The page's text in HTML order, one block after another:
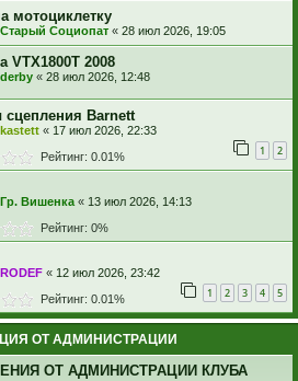
мотоциклетку
Старый Социопат « 28 июл 2026, 19:05
VTX1800T 2008
derby « 28 июл 2026, 12:48
Barnett
kastett « 17 июл 2026, 22:33
1 2
Рейтинг: 0.01%
Гр. Вишенка « 13 июл 2026, 14:13
Рейтинг: 0%
RODEF « 12 июл 2026, 23:42
1 2 3 4 5
Рейтинг: 0.01%
ОТ АДМИНИСТРАЦИИ
ОТ АДМИНИСТРАЦИИ КЛУБА